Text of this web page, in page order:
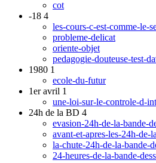
cot
-18 4
les-cours-c-est-comme-le-
probleme-delicat
oriente-objet
pedagogie-douteuse-test-
1980 1
ecole-du-futur
1er avril 1
une-loi-sur-le-controle-d-
24h de la BD 4
evasion-24h-de-la-bande-
avant-et-apres-les-24h-de-
la-chute-24h-de-la-bande-
24-heures-de-la-bande-